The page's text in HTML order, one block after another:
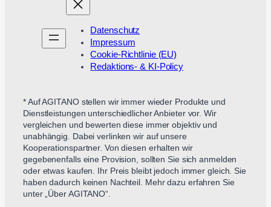
Datenschutz
Impressum
Cookie-Richtlinie (EU)
Redaktions- & KI-Policy
* Auf AGITANO stellen wir immer wieder Produkte und
Dienstleistungen unterschiedlicher Anbieter vor. Wir
vergleichen und bewerten diese immer objektiv und
unabhängig. Dabei verlinken wir auf unsere
Kooperationspartner. Von diesen erhalten wir
gegebenenfalls eine Provision, sollten Sie sich anmelden
oder etwas kaufen. Ihr Preis bleibt jedoch immer gleich. Sie
haben dadurch keinen Nachteil. Mehr dazu erfahren Sie
unter „Über AGITANO“.